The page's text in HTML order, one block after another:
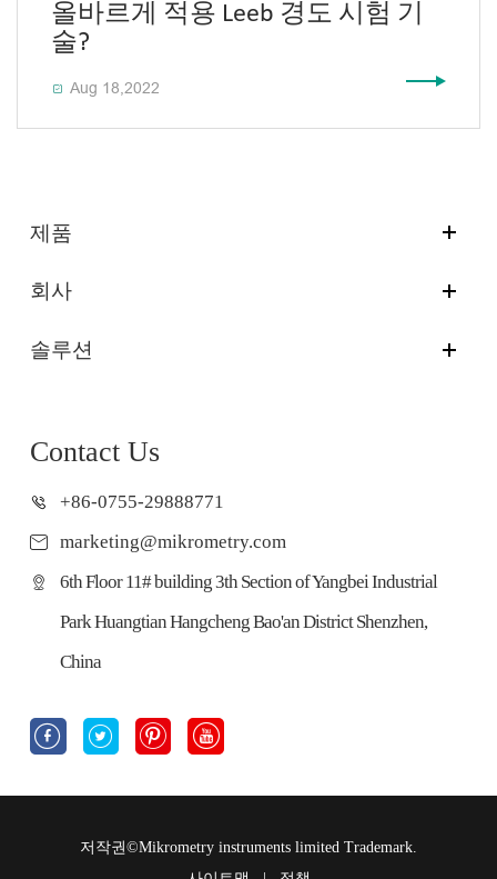
올바르게 적용 Leeb 경도 시험 기
술?
 Aug 18,2022
제품
회사
솔루션
Contact Us
+86-0755-29888771
marketing@mikrometry.com
6th Floor 11# building 3th Section of Yangbei Industrial
Park Huangtian Hangcheng Bao'an District Shenzhen,
China
   
저작권©Mikrometry instruments limited Trademark.